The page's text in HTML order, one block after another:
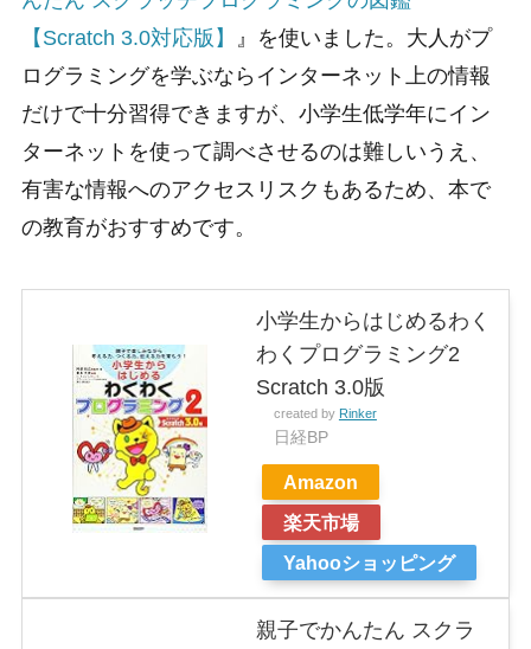
【Scratch 3.0対応版】
』を使いました。大人がプ
ログラミングを学ぶならインターネット上の情報
だけで十分習得できますが、小学生低学年にイン
ターネットを使って調べさせるのは難しいうえ、
有害な情報へのアクセスリスクもあるため、本で
の教育がおすすめです。
小学生からはじめるわく
わくプログラミング2
Scratch 3.0版
created by Rinker
日経BP
Amazon
楽天市場
Yahooショッピング
親子でかんたん スクラ